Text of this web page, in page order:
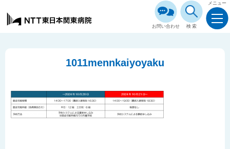
お問い合わせ 検索
メニュー
1011mennkaiyoyaku